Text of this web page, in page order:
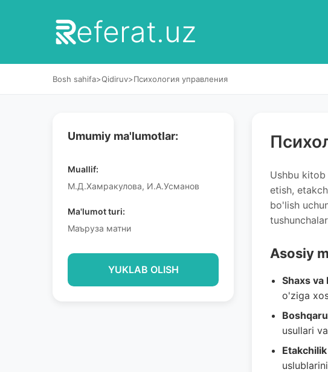
eferat.uz
Bosh sahifa>Qidiruv>Психология управления
Umumiy ma'lumotlar:
Muallif:
М.Д.Хамракулова, И.А.Усманов
Ma'lumot turi:
Маъруза матни
YUKLAB OLISH
Ushbu
etish,
bo'lish
Asosiy
Shaxs va
o'ziga
usullari